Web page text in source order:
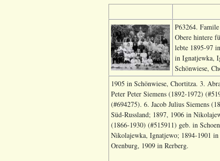
P63264.
Obere hintere
lebte 1895-97
in Ignatjewka,
Schönwiese,
1905 in Schönwiese, Chortitza. 3.
Peter Peter Siemens (1892-1972)
(#694275). 6. Jacob Julius Siemens
Süd-Russland; 1897, 1906 in
(1866-1930) (#515911) geb. in
Nikolajewka, Ignatjewo; 1894-1901
Orenburg, 1909 in Rerberg.